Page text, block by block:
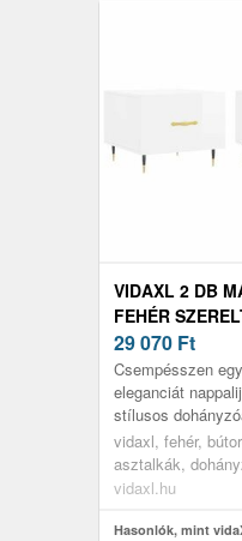
VIDAXL 2 DB
FEHÉR
X 40 CM
29 070 Ft
Csempésszen
eleganciát
stílusos
vidaxl, fehér,
asztalkák,
vidaxl.hu
Hasonlók, mint